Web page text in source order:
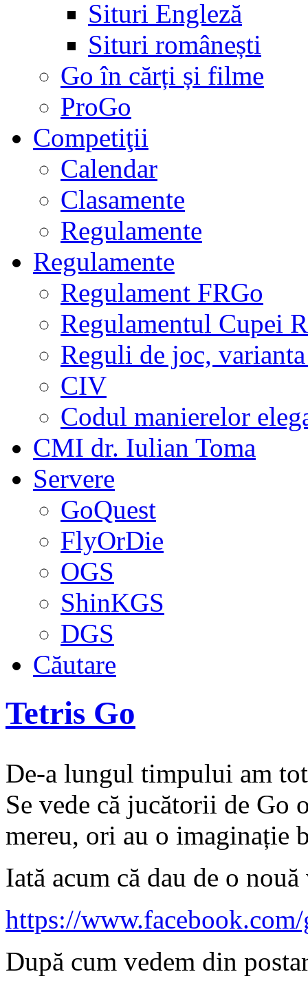
Situri Engleză
Situri românești
Go în cărți și filme
ProGo
Competiţii
Calendar
Clasamente
Regulamente
Regulamente
Regulament FRGo
Regulamentul Cupei
Reguli de joc,
CIV
Codul manierelor
CMI dr. Iulian Toma
Servere
GoQuest
FlyOrDie
OGS
ShinKGS
DGS
Căutare
Tetris Go
De-a lungul timpului am
Se vede că jucătorii de Go
mereu, ori au o imaginație
Iată acum că dau de o
https://
După cum vedem din